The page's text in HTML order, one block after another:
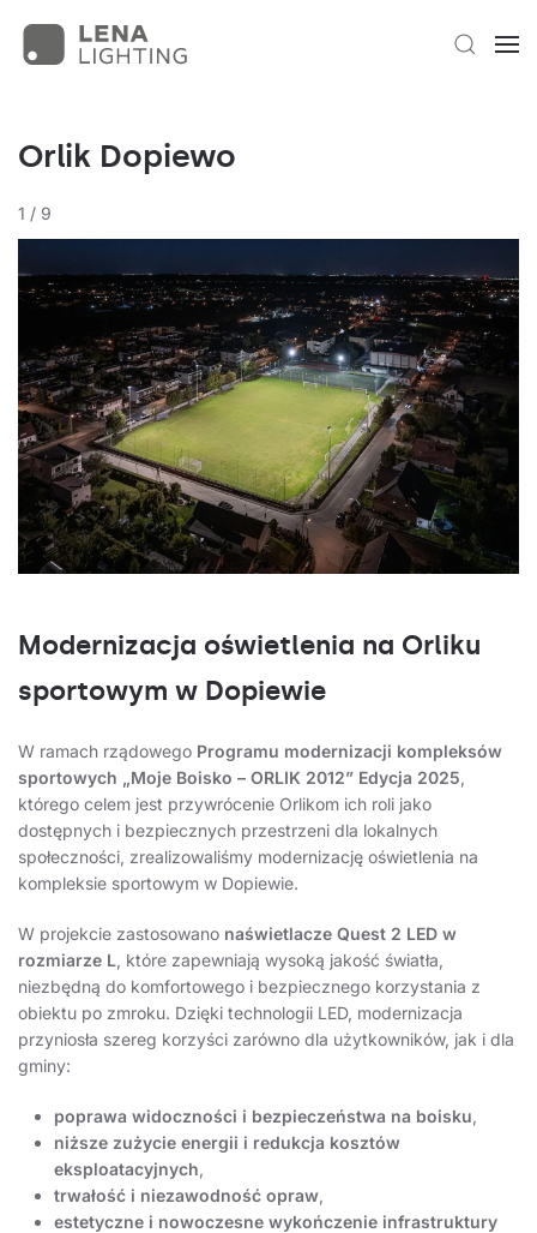
Orlik Dopiewo
1 / 9
Modernizacja oświetlenia na Orliku
sportowym w Dopiewie
W ramach rządowego Programu modernizacji kompleksów
sportowych „Moje Boisko – ORLIK 2012” Edycja 2025,
którego celem jest przywrócenie Orlikom ich roli jako
dostępnych i bezpiecznych przestrzeni dla lokalnych
społeczności, zrealizowaliśmy modernizację oświetlenia na
kompleksie sportowym w Dopiewie.
W projekcie zastosowano naświetlacze Quest 2 LED w
rozmiarze L, które zapewniają wysoką jakość światła,
niezbędną do komfortowego i bezpiecznego korzystania z
obiektu po zmroku. Dzięki technologii LED, modernizacja
przyniosła szereg korzyści zarówno dla użytkowników, jak i dla
gminy:
poprawa widoczności i bezpieczeństwa na boisku,
niższe zużycie energii i redukcja kosztów
eksploatacyjnych,
trwałość i niezawodność opraw,
estetyczne i nowoczesne wykończenie infrastruktury